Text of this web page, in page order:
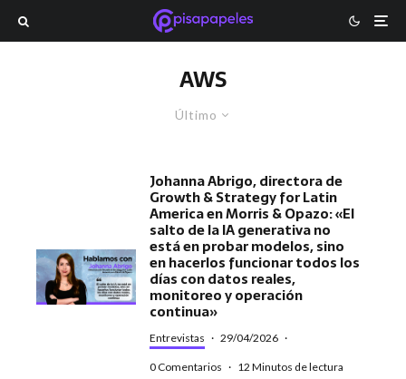
AWS
Último
Johanna Abrigo, directora de
Growth & Strategy for Latin
America en Morris & Opazo: «El
salto de la IA generativa no
está en probar modelos, sino
en hacerlos funcionar todos los
días con datos reales,
monitoreo y operación
continua»
Entrevistas · 29/04/2026 ·
0 Comentarios · 12 Minutos de lectura